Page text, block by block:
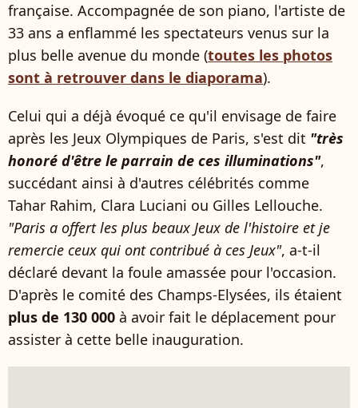
française. Accompagnée de son piano, l'artiste de
33 ans a enflammé les spectateurs venus sur la
plus belle avenue du monde (toutes les photos
sont à retrouver dans le diaporama).
Celui qui a déjà évoqué ce qu'il envisage de faire
après les Jeux Olympiques de Paris, s'est dit "très
honoré d'être le parrain de ces illuminations",
succédant ainsi à d'autres célébrités comme
Tahar Rahim, Clara Luciani ou Gilles Lellouche.
"Paris a offert les plus beaux Jeux de l'histoire et je
remercie ceux qui ont contribué à ces Jeux", a-t-il
déclaré devant la foule amassée pour l'occasion.
D'après le comité des Champs-Elysées, ils étaient
plus de 130 000 à avoir fait le déplacement pour
assister à cette belle inauguration.